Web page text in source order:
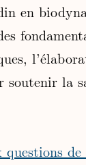
en
soutenir la
de